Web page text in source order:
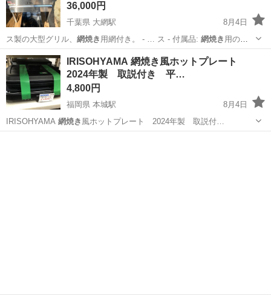
36,000円
千葉県 大網駅
8月4日
ス製の大型グリル、 網焼き 用網付き。 - … ス - 付属品: 網焼き 用の網 -
サイズ…
千葉 大網白里市 キッチン家電 大型
IRISOHYAMA 網焼き風ホットプレート
2024年製 取説付き 平…
4,800円
福岡県 本城駅
8月4日
IRISOHYAMA 網焼き 風ホットプレート 2024年製 取説付…